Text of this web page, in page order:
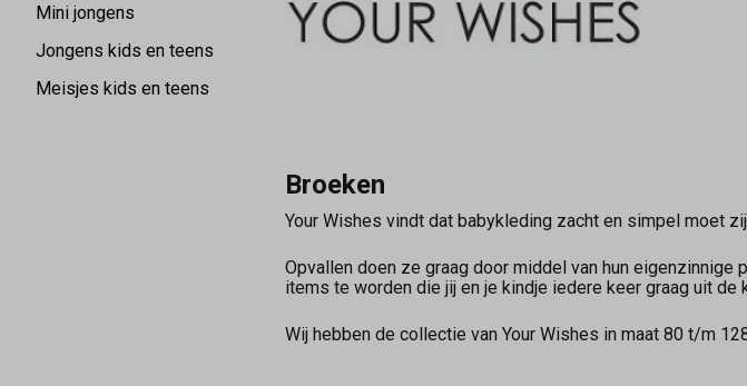
Mini jongens
Jongens kids en teens
Meisjes kids en teens
Broeken
Your Wishes vindt dat babykleding zacht en simpel moet
Opvallen doen ze graag door middel van hun
items te worden die jij en je kindje iedere keer graag uit de
Wij hebben de collectie van Your Wishes in maat 80 t/m